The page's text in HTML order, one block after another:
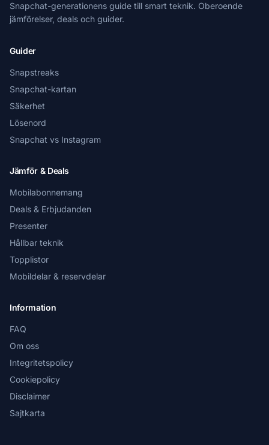
Snapchat-generationens guide till smart teknik. Oberoende
jämförelser, deals och guider.
Guider
Snapstreaks
Snapchat-kartan
Säkerhet
Lösenord
Snapchat vs Instagram
Jämför & Deals
Mobilabonnemang
Deals & Erbjudanden
Presenter
Hållbar teknik
Topplistor
Mobildelar & reservdelar
Information
FAQ
Om oss
Integritetspolicy
Cookiepolicy
Disclaimer
Sajtkarta